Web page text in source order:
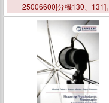
25006600[分機130、131]。